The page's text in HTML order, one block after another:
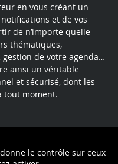
le contrôle sur ceux
en vous créant un
et de vos
de n’importe quelle
thématiques,
de votre agenda…
ainsi un véritable
et sécurisé, dont les
tout moment.